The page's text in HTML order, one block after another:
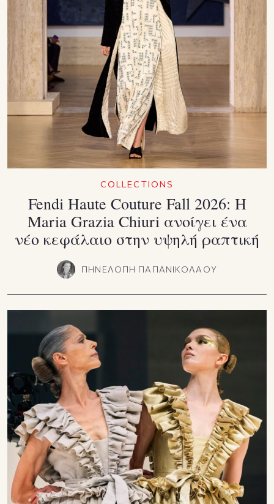
COLLECTIONS
Fendi Haute Couture Fall 2026: Η
Maria Grazia Chiuri ανοίγει ένα
νέο κεφάλαιο στην υψηλή ραπτική
ΠΗΝΕΛΟΠΗ ΠΑΠΑΝΙΚΟΛΑΟΥ